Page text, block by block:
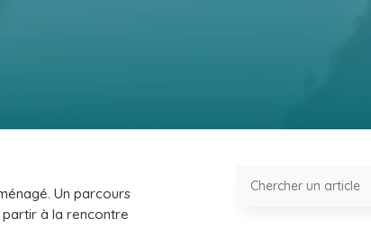
Un parcours
à la rencontre